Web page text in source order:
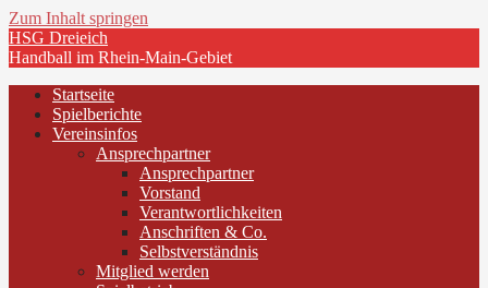
Zum Inhalt springen
HSG Dreieich
Handball im Rhein-Main-Gebiet
Startseite
Spielberichte
Vereinsinfos
Ansprechpartner
Ansprechpartner
Vorstand
Verantwortlichkeiten
Anschriften & Co.
Selbstverständnis
Mitglied werden